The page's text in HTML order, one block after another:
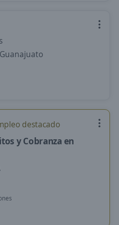
destacado
y Cobranza en